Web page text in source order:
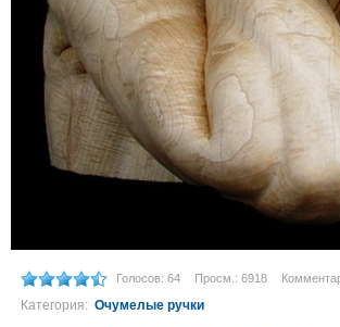
Голосов: 64 Просм.: 6918
Категория: Очумелые ручки